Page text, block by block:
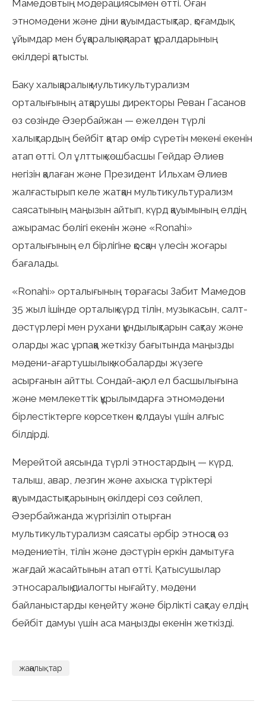
Мамедовтың модерациясымен өтті. Оған
этномәдени және діни қауымдастықтар, қоғамдық
ұйымдар мен бұқаралық ақпарат құралдарының
өкілдері қатысты.
Баку халықаралық мультикультурализм
орталығының атқарушы директоры Реван Гасанов
өз сөзінде Әзербайжан — ежелден түрлі
халықтардың бейбіт қатар өмір сүретін мекені екенін
атап өтті. Ол ұлттық көшбасшы Гейдар Әлиев
негізін қалаған және Президент Ильхам Әлиев
жалғастырып келе жатқан мультикультурализм
саясатының маңызын айтып, күрд қауымының елдің
ажырамас бөлігі екенін және «Ronahi»
орталығының ел бірлігіне қосқан үлесін жоғары
бағалады.
«Ronahi» орталығының төрағасы Забит Мамедов
35 жыл ішінде орталық күрд тілін, музыкасын, салт-
дәстүрлері мен рухани құндылықтарын сақтау және
оларды жас ұрпаққа жеткізу бағытында маңызды
мәдени-ағартушылық жобаларды жүзеге
асырғанын айтты. Сондай-ақ ол ел басшылығына
және мемлекеттік құрылымдарға этномәдени
бірлестіктерге көрсеткен қолдауы үшін алғыс
білдірді.
Мерейтой аясында түрлі этностардың — күрд,
талыш, авар, лезгин және ахыска түріктері
қауымдастықтарының өкілдері сөз сөйлеп,
Әзербайжанда жүргізіліп отырған
мультикультурализм саясаты әрбір этносқа өз
мәдениетін, тілін және дәстүрін еркін дамытуға
жағдай жасайтынын атап өтті. Қатысушылар
этносаралық диалогты нығайту, мәдени
байланыстарды кеңейту және бірлікті сақтау елдің
бейбіт дамуы үшін аса маңызды екенін жеткізді.
жаңалықтар